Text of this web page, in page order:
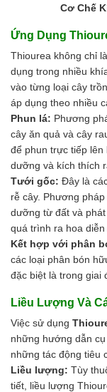
Cơ Chế
Ứng Dụng
Thiourea không chỉ
dụng trong nhiều
vào từng loại cây
áp dụng theo nhiều
Phun lá: Phương
cây ăn quả và cây
để phun trực tiếp
dưỡng và kích thích
Tưới gốc: Đây là
rễ cây. Phương
dưỡng từ đất và
quá trình ra hoa diễn
Kết hợp với phân
các loại phân bón
đặc biệt là trong giai
Liều Lượng Và
Việc sử dụng
những hướng dẫn
những tác động tiêu
Liều lượng: Tùy
tiết, liều lượng